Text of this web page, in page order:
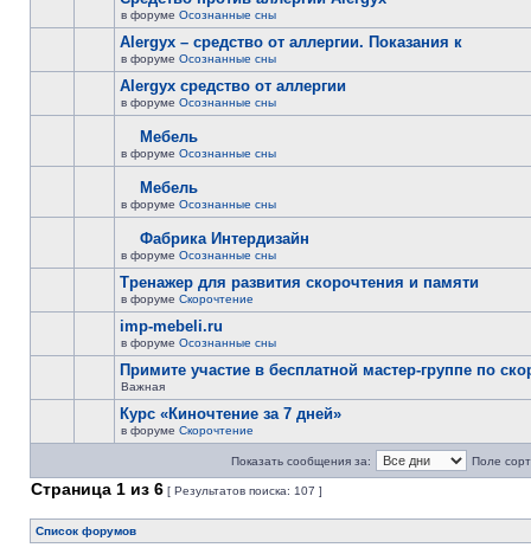
в форуме Осознанные сны
Alergyx – средство от аллергии. Показания к
в форуме Осознанные сны
Alergyx средство от аллергии
в форуме Осознанные сны
Мебель
в форуме Осознанные сны
Мебель
в форуме Осознанные сны
Фабрика Интердизайн
в форуме Осознанные сны
Тренажер для развития скорочтения и памяти
в форуме Скорочтение
imp-mebeli.ru
в форуме Осознанные сны
Примите участие в бесплатной мастер-группе по
Важная
Курс «Киночтение за 7 дней»
в форуме Скорочтение
Показать сообщения за: Поле
Страница 1 из 6 [ Результатов поиска: 107 ]
Список форумов